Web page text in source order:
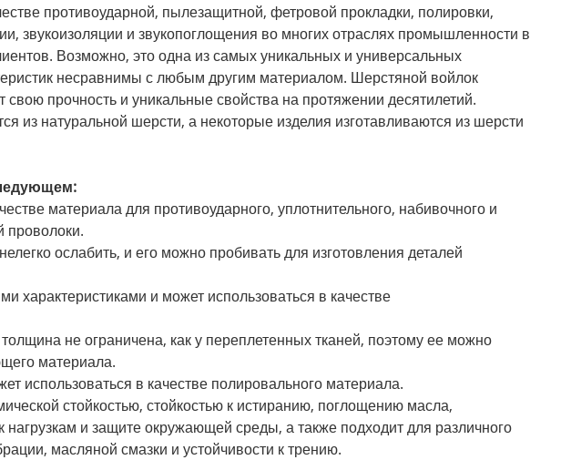
противоударной, пылезащитной, фетровой прокладки, полировки,
звукоизоляции и звукопоглощения во многих отраслях промышленности в
Возможно, это одна из самых уникальных и универсальных
несравнимы с любым другим материалом. Шерстяной войлок
свою прочность и уникальные свойства на протяжении десятилетий.
из натуральной шерсти, а некоторые изделия изготавливаются из шерсти
материала для противоударного, уплотнительного, набивочного и
проволоки.
ослабить, и его можно пробивать для изготовления деталей
характеристиками и может использоваться в качестве
не ограничена, как у переплетенных тканей, поэтому ее можно
материала.
использоваться в качестве полировального материала.
стойкостью, стойкостью к истиранию, поглощению масла,
нагрузкам и защите окружающей среды, а также подходит для различного
масляной смазки и устойчивости к трению.